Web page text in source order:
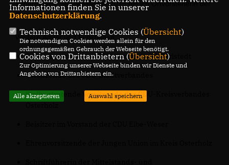
Scharmbeck. Seit November 2016 bin ich Ortvorsteherin der
Ortschaft Garlstedt.
Weitere Ämter und Funktionen:
Pressesprecherin im CDU-Ortsverband Garlstedt
Vorsitzende des CDU-Stadtverbandes
Stellvertretende Vorsitzende des CDU-Kreisverbandes
Informationen finden Sie in unserer
Datenschutzerklärung.
Technisch notwendige Cookies (Übersicht)
Die notwendigen Cookies werden allein für den
ordnungsgemäßen Gebrauch der Webseite benötigt.
Cookies von Drittanbietern (Übersicht)
Zur Optimierung unserer Webseite binden wir Dienste und
Angebote von Drittanbietern ein.
Alle akzeptieren Auswahl speichern